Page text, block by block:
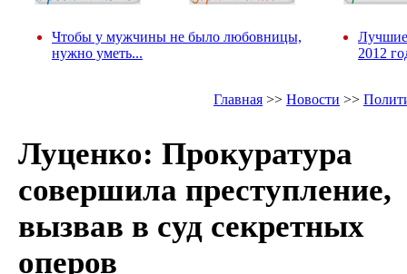
Чтобы у мужчины не было любовницы,
нужно уметь...
Лучшие
2012
Главная >> Новости >>
Луценко: Прокуратура
совершила преступление,
вызвав в суд секретных
оперов